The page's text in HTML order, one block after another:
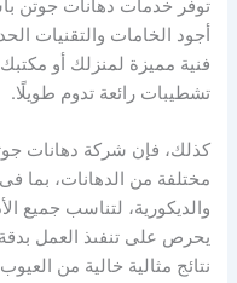
توفر خدمات دهانات جوتن
أجود الخامات والتقنيات
فنية مميزة لمنزلك أو
تشطيبات رائعة تدوم طويلًا.
كذلك، فإن شركة دهانات
مختلفة من الدهانات، بما فى
والديكورية، لتناسب جميع
يحرص على تنفىذ العمل
نتائج مثالية خالية من